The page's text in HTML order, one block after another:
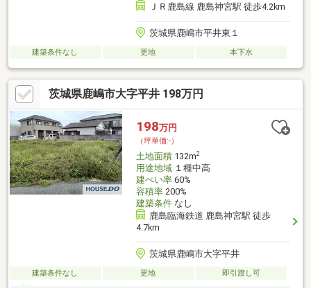
ＪＲ鹿島線 鹿島神宮駅 徒歩4.2km
茨城県鹿嶋市平井東１
建築条件なし 更地 本下水
茨城県鹿嶋市大字平井 198万円
198万円
（坪単価:-）
土地面積132m2
用途地域１種中高
建ぺい率60%
容積率200%
建築条件なし
鹿島臨海鉄道 鹿島神宮駅 徒歩
4.7km
茨城県鹿嶋市大字平井
建築条件なし 更地 即引渡し可